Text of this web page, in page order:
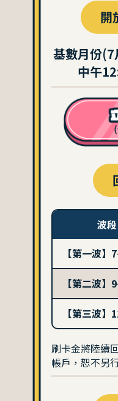
開
基數月份
中午
波段
【第一波】
【第二波】
【第三波】
刷卡金將陸續
帳戶，恕不另